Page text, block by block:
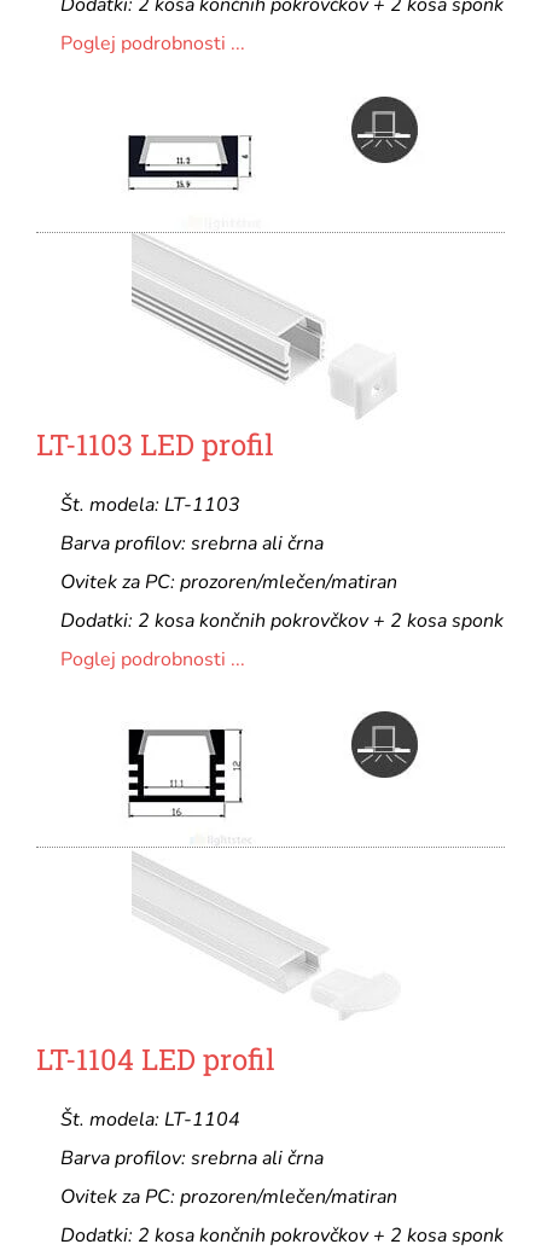
Dodatki: 2 kosa končnih pokrovčkov + 2 kosa sponk
Poglej podrobnosti ...
LT-1103 LED profil
Št. modela: LT-1103
Barva profilov: srebrna ali črna
Ovitek za PC: prozoren/mlečen/matiran
Dodatki: 2 kosa končnih pokrovčkov + 2 kosa sponk
Poglej podrobnosti ...
LT-1104 LED profil
Št. modela: LT-1104
Barva profilov: srebrna ali črna
Ovitek za PC: prozoren/mlečen/matiran
Dodatki: 2 kosa končnih pokrovčkov + 2 kosa sponk